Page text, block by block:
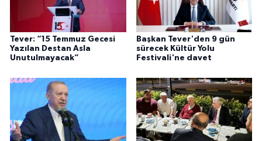
Tever: “15 Temmuz Gecesi
Yazılan Destan Asla
Unutulmayacak”
Başkan Tever'den 9 gün
sürecek Kültür Yolu
Festivali'ne davet